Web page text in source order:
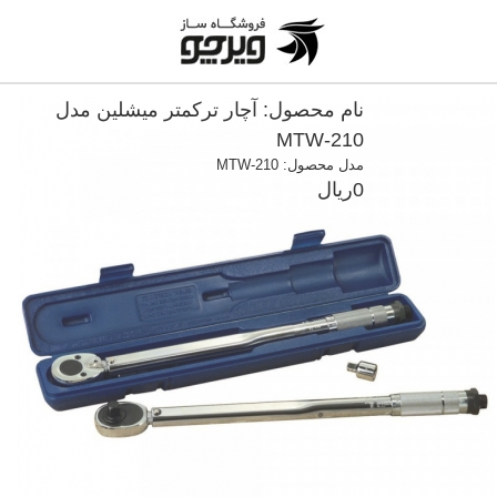
نام محصول: آچار ترکمتر میشلین مدل
MTW-210
مدل محصول: MTW-210